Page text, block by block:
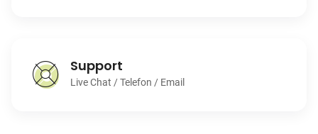
Support
Live Chat / Telefon / Email